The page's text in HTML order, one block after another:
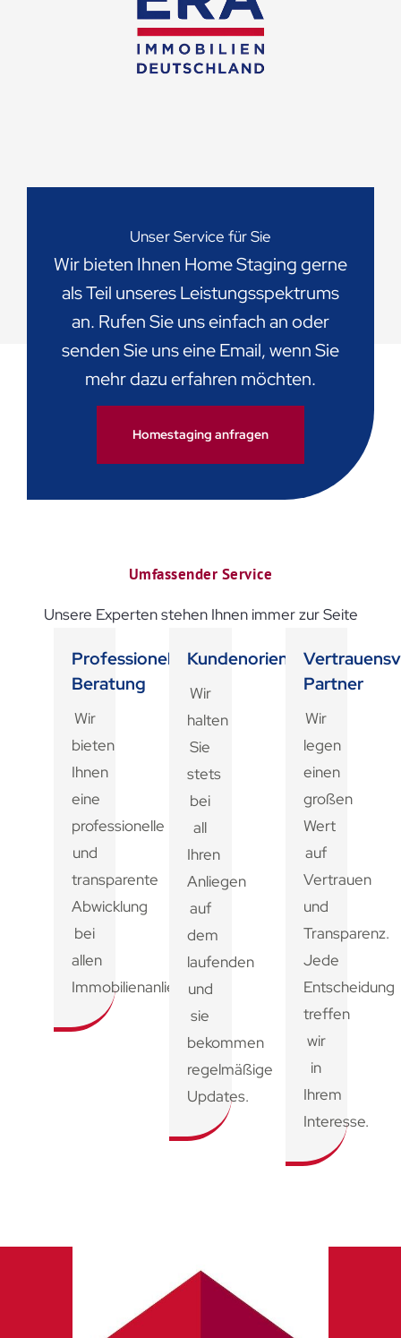
Unser Service für Sie
Wir bieten Ihnen Home Staging gerne
als Teil unseres Leistungsspektrums
an. Rufen Sie uns einfach an oder
senden Sie uns eine Email, wenn Sie
mehr dazu erfahren möchten.
Homestaging anfragen
Umfassender Service
Unsere Experten stehen Ihnen immer zur Seite
Professionelle
Beratung
Wir
bieten
Ihnen
eine
professionelle
und
transparente
Abwicklung
bei
allen
Immobilienanliegen.
Kundenorientiert
Wir
halten
Sie
stets
bei
all
Ihren
Anliegen
auf
dem
laufenden
und
sie
bekommen
regelmäßige
Updates.
Partner
Wir
legen
einen
großen
Wert
auf
Vertrauen
und
Transparenz.
Jede
Entscheidung
treffen
wir
in
Ihrem
Interesse.